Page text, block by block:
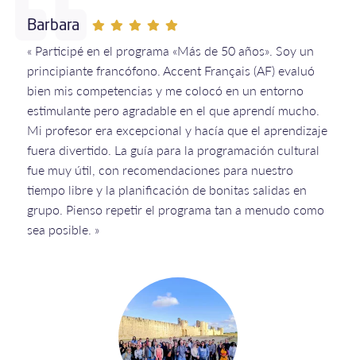
Barbara
« Participé en el programa «Más de 50 años». Soy un
principiante francófono. Accent Français (AF) evaluó
bien mis competencias y me colocó en un entorno
estimulante pero agradable en el que aprendí mucho.
Mi profesor era excepcional y hacía que el aprendizaje
fuera divertido. La guía para la programación cultural
fue muy útil, con recomendaciones para nuestro
tiempo libre y la planificación de bonitas salidas en
grupo. Pienso repetir el programa tan a menudo como
sea posible. »